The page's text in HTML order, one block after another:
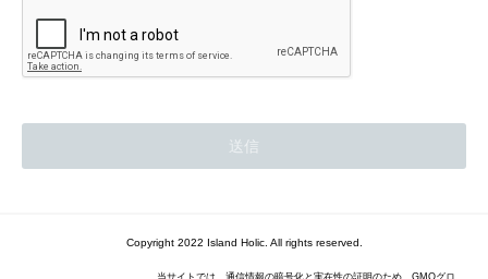
Copyright 2022 Island Holic. All rights reserved.